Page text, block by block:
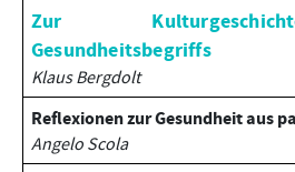
Zur
Gesundheitsbegriffs
Klaus Bergdolt
Reflexionen zur Gesundheit aus
Angelo Scola